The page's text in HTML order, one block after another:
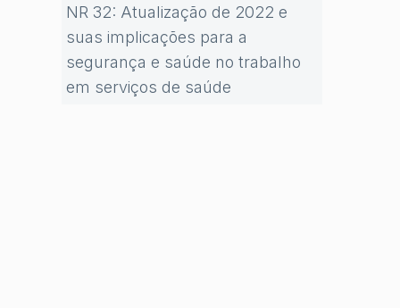
NR 32: Atualização de 2022 e
suas implicações para a
segurança e saúde no trabalho
em serviços de saúde